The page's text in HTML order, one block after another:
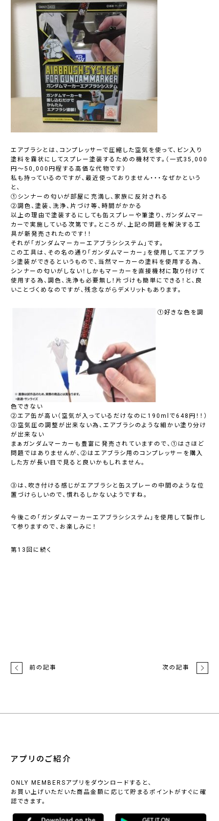
エアブラシとは、コンプレッサーで圧縮した空気を使って、ビン入り
塗料を霧状にしてスプレー塗装するための機材です。（一式35,000
円～50,000円程する高価な代物です）
私も持っているのですが、最近使っておりません・・・なぜかという
と、
①シンナーの匂いが部屋に充満し、家族に反対される
②調色、塗装、洗浄、片づけ等、時間がかかる
以上の理由で塗装するにしても缶スプレーや筆塗り、ガンダムマー
カーで実施している次第です。ところが、上記の問題を解決する工
具が新発売されたのです！！
それが「ガンダムマーカーエアブラシシステム」です。
この工具は、その名の通り「ガンダムマーカー」を使用してエアブラ
シ塗装ができるというもので、当然マーカーの塗料を使用する為、
シンナーの匂いがしない！しかもマーカーを直接機材に取り付けて
使用する為、調色、洗浄も必要無し！片づけも簡単にできる！と、良
いことづくめなのですが、残念ながらデメリットもあります。
①好きな色を調
色できない
②エア缶が高い（空気が入っているだけなのに190mlで648円！！）
③空気圧の調整が出来ない為、エアブラシのような細かい塗り分け
が出来ない
まぁガンダムマーカーも豊富に発売されていますので、①はさほど
問題ではありませんが、②はエアブラシ用のコンプレッサーを購入
した方が長い目で見ると良いかもしれません。
③は、吹き付ける感じがエアブラシと缶スプレーの中間のような位
置づけらしいので、慣れるしかないようですね。
今後この「ガンダムマーカーエアブラシシステム」を使用して製作し
て参りますので、お楽しみに！
第13回に続く
前の記事 次の記事
アプリのご紹介
ONLY MEMBERSアプリをダウンロードすると、
お買い上げいただいた商品金額に応じて貯まるポイントがすぐに確
認できます。